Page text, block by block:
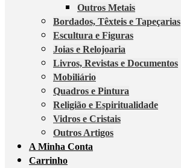
Outros Metais
Bordados, Têxteis e Tapeçarias
Escultura e Figuras
Joias e Relojoaria
Livros, Revistas e Documentos
Mobiliário
Quadros e Pintura
Religião e Espiritualidade
Vidros e Cristais
Outros Artigos
A Minha Conta
Carrinho